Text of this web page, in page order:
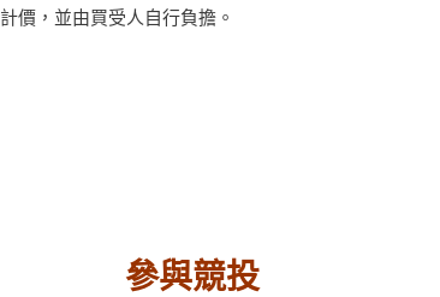
計價，並由買受人自行負擔。
參與競投